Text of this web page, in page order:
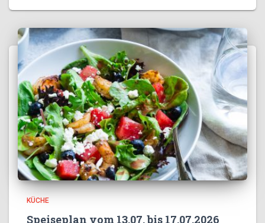
KÜCHE
Speiseplan vom 13.07. bis 17.07.2026